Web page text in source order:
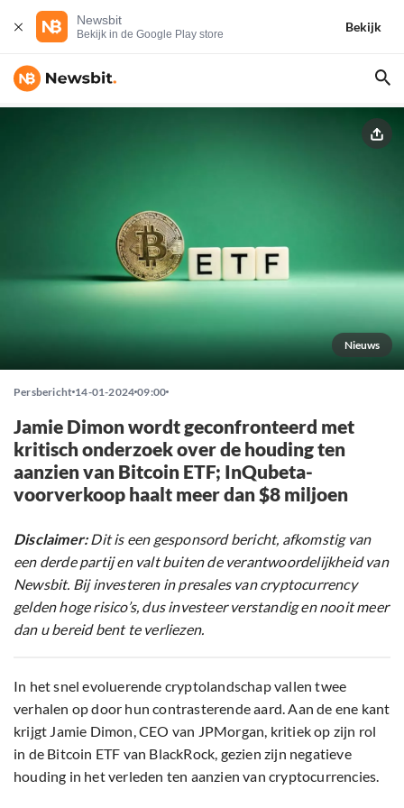
Newsbit
Bekijk in de Google Play store
Bekijk
Nieuws
Persbericht 14-01-2024 09:00
Jamie Dimon wordt geconfronteerd met
kritisch onderzoek over de houding ten
aanzien van Bitcoin ETF; InQubeta-
voorverkoop haalt meer dan $8 miljoen
Disclaimer:Dit is een gesponsord bericht, afkomstig van
een derde partij en valt buiten de verantwoordelijkheid van
Newsbit. Bij investeren in presales van cryptocurrency
gelden hoge risico’s, dus investeer verstandig en nooit meer
dan u bereid bent te verliezen.
In het snel evoluerende cryptolandschap vallen twee
verhalen op door hun contrasterende aard. Aan de ene kant
krijgt Jamie Dimon, CEO van JPMorgan, kritiek op zijn rol
in de Bitcoin ETF van BlackRock, gezien zijn negatieve
houding in het verleden ten aanzien van cryptocurrencies.